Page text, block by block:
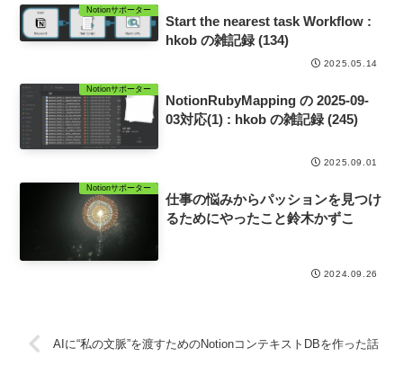
Notionサポーター
Start the nearest task Workflow :
hkob の雑記録 (134)
2025.05.14
Notionサポーター
NotionRubyMapping の 2025-09-
03対応(1) : hkob の雑記録 (245)
2025.09.01
Notionサポーター
仕事の悩みからパッションを見つけ
るためにやったこと鈴木かずこ
2024.09.26
AIに“私の文脈”を渡すためのNotionコンテキストDBを作った話